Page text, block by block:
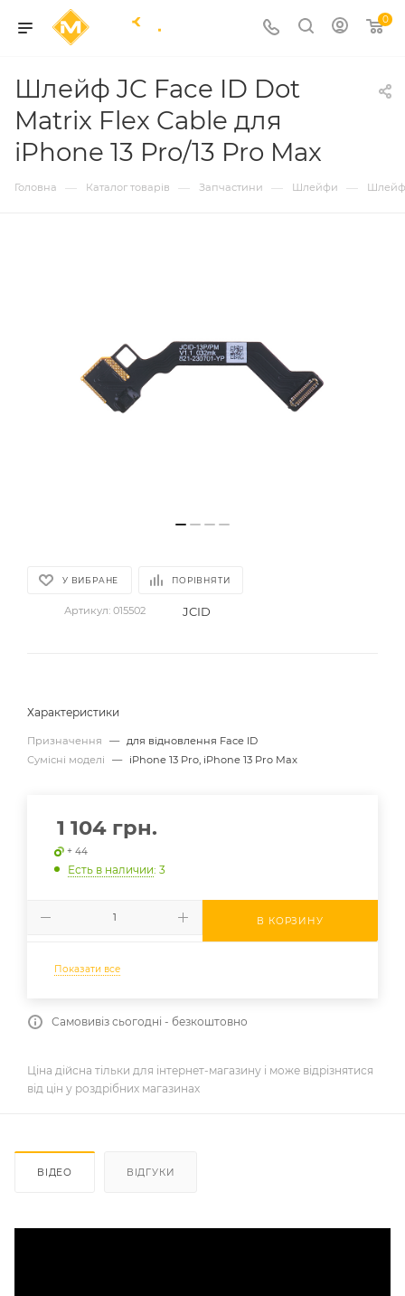
0
Шлейф JC Face ID Dot
Matrix Flex Cable для
iPhone 13 Pro/13 Pro Max
Головна — Каталог товарів — Запчастини — Шлейфи — Шлейф
У ВИБРАНЕ ПОРІВНЯТИ
Артикул: 015502 JCID
Характеристики
Призначення —
для відновлення Face ID
Сумісні моделі
— iPhone 13 Pro, iPhone 13 Pro Max
1 104 грн.
+ 44
Есть в наличии: 3
В КОРЗИНУ
Показати все
Самовивіз сьогодні - безкоштовно
Ціна дійсна тільки для інтернет-магазину і може відрізнятися
від цін у роздрібних магазинах
ВІДЕО ВІДГУКИ